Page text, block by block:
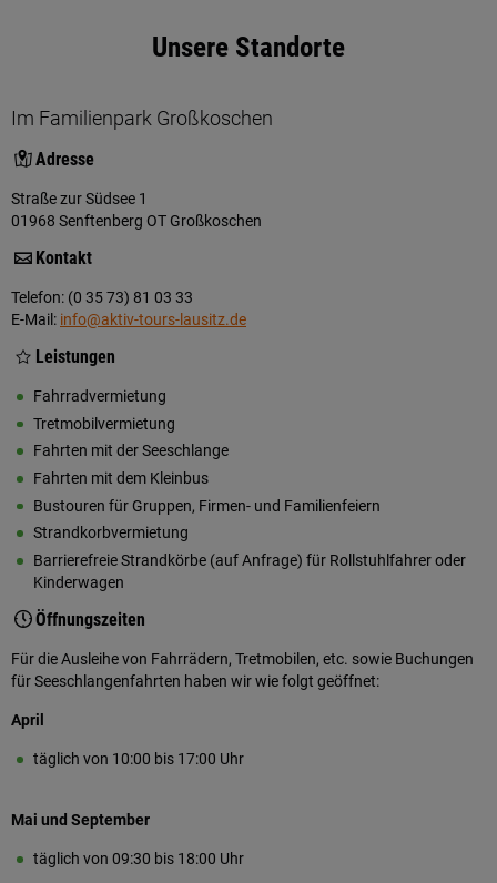
Unsere Standorte
Im Familienpark Großkoschen
Adresse
Straße zur Südsee 1
01968 Senftenberg OT Großkoschen
Kontakt
Telefon: (0 35 73) 81 03 33
E-Mail: info@aktiv-tours-lausitz.de
Leistungen
Fahrradvermietung
Tretmobilvermietung
Fahrten mit der Seeschlange
Fahrten mit dem Kleinbus
Bustouren für Gruppen, Firmen- und Familienfeiern
Strandkorbvermietung
Barrierefreie Strandkörbe (auf Anfrage) für Rollstuhlfahrer oder
Kinderwagen
Öffnungszeiten
Für die Ausleihe von Fahrrädern, Tretmobilen, etc. sowie Buchungen
für Seeschlangenfahrten haben wir wie folgt geöffnet:
April
täglich von 10:00 bis 17:00 Uhr
Mai und September
täglich von 09:30 bis 18:00 Uhr